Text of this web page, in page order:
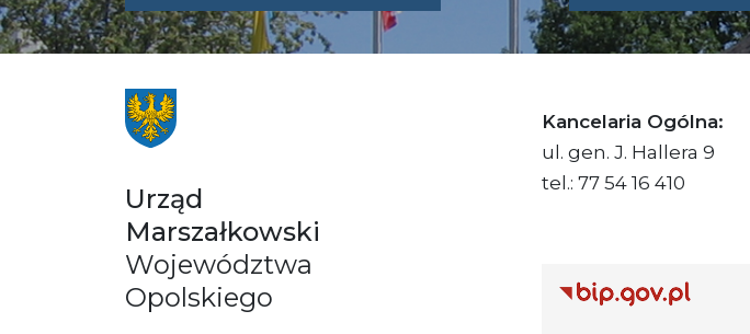
UMWO@OPOLSKIE.PL
Urząd
Marszałkowski
Województwa
Opolskiego
Kancelaria Ogólna:
ul. gen. J. Hallera 9
tel.: 77 54 16 410